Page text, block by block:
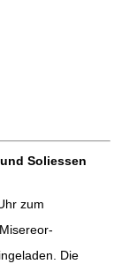
Soliessen
zum
Die